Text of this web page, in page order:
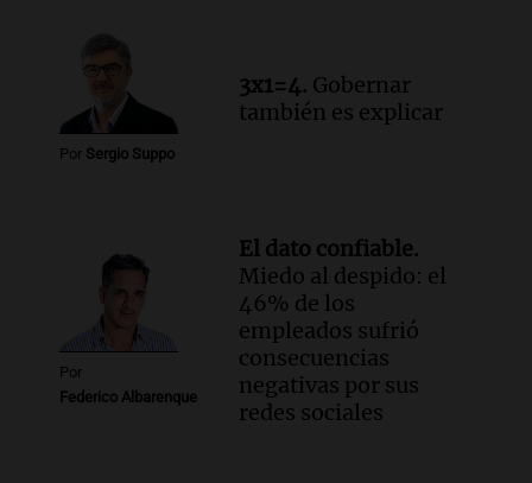
Informados al regreso
Episodios
Por Sergio Suppo
3x1=4. Gobernar
también es explicar
Por
Federico Albarenque
El dato confiable.
Miedo al despido: el
46% de los
empleados sufrió
consecuencias
negativas por sus
redes sociales